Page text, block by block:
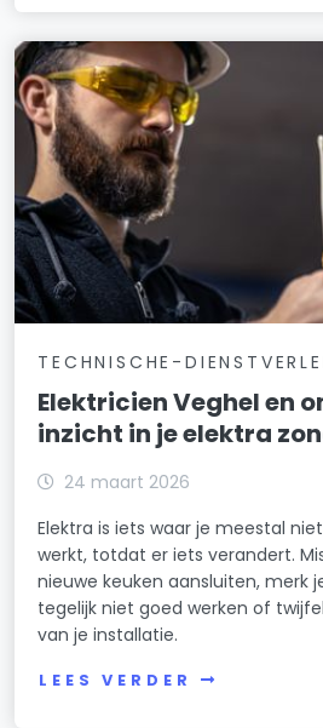
TECHNISCHE-
Elektricien Veghel en
inzicht in je elektra
24 maart 2026
Elektra is iets waar je meestal
werkt, totdat er iets verandert.
nieuwe keuken aansluiten, merk
tegelijk niet goed werken of
van je installatie.
LEES VERDER